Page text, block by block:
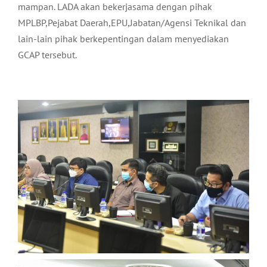
mampan. LADA akan bekerjasama dengan pihak
MPLBP,Pejabat Daerah,EPU,Jabatan/Agensi Teknikal dan
lain-lain pihak berkepentingan dalam menyediakan
GCAP tersebut.